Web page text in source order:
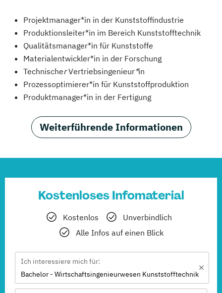
Projektmanager*in in der Kunststoffindustrie
Produktionsleiter*in im Bereich Kunststofftechnik
Qualitätsmanager*in für Kunststoffe
Materialentwickler*in in der Forschung
TechnischerVertriebsingenieur*in
Prozessoptimierer*in für Kunststoffproduktion
Produktmanager*in in der Fertigung
Weiterführende Informationen
Kostenloses Infomaterial
Kostenlos
Unverbindlich
Alle Infos auf einen Blick
Ich interessiere mich für:
Bachelor - Wirtschafts­ingenieur­wesen Kunststofftechnik